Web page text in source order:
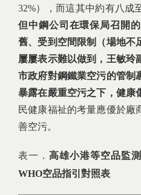
32%），而這其中約有八成
但中鋼公司在環保局召開
舊、 受到空間限制（場地不
屢屢表示難以做到， 王敏玲
市政府對鋼鐵業空污的管制
暴露在嚴重空污之下，健康
民健康福祉的考量應優於廠
善空污。
表一． 高雄小港等空品監
WHO空品指引對照表